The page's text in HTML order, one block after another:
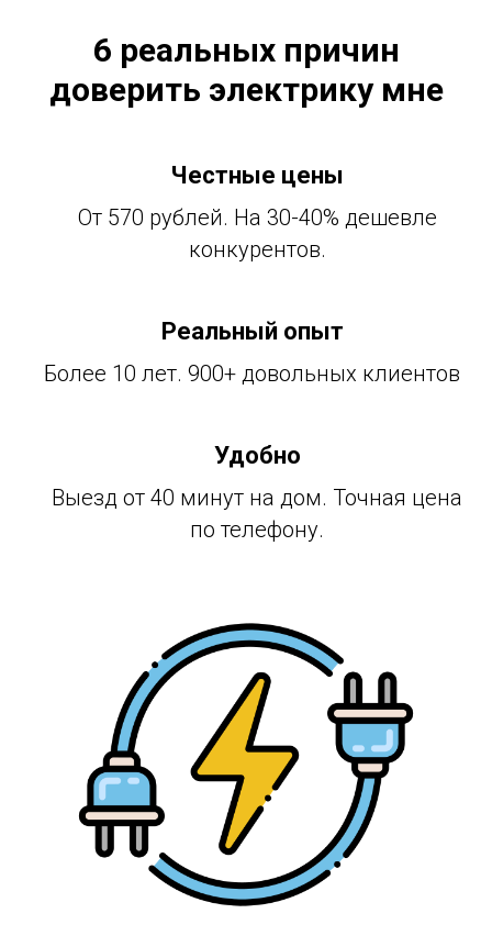
6 реальных причин
доверить электрику мне
Честные цены
От 570 рублей. На 30-40% дешевле
конкурентов.
Реальный опыт
Более 10 лет. 900+ довольных клиентов
Удобно
Выезд от 40 минут на дом. Точная цена
по телефону.